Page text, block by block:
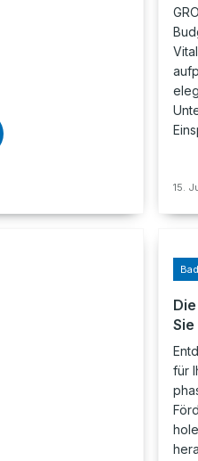
15.
Bad
für